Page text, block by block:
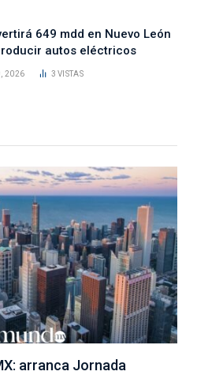
649 mdd en Nuevo León
autos eléctricos
2026 3VISTAS
arranca Jornada